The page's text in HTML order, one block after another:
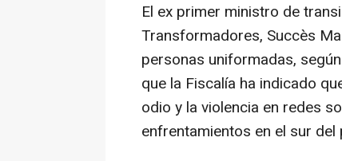
El ex primer ministro de
Transformadores, Succès
personas uniformadas,
que la Fiscalía ha indicado
odio y la violencia en redes
enfrentamientos en el sur